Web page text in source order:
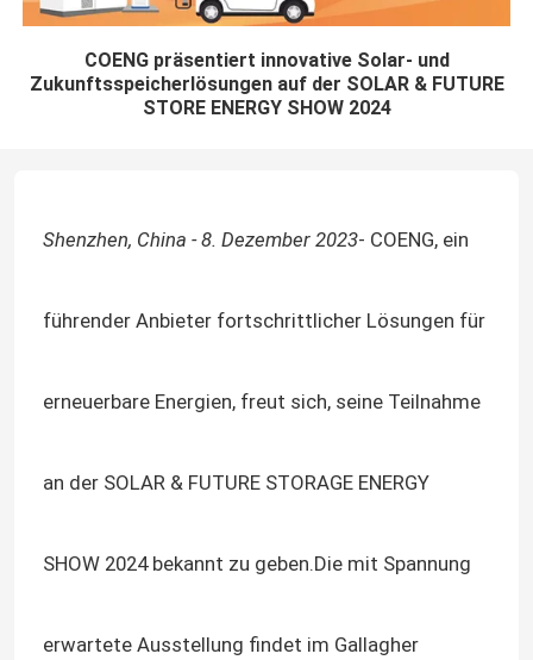
COENG präsentiert innovative Solar- und
Zukunftsspeicherlösungen auf der SOLAR & FUTURE
STORE ENERGY SHOW 2024
Shenzhen, China - 8. Dezember 2023- COENG, ein
führender Anbieter fortschrittlicher Lösungen für
erneuerbare Energien, freut sich, seine Teilnahme
an der SOLAR & FUTURE STORAGE ENERGY
SHOW 2024 bekannt zu geben.Die mit Spannung
erwartete Ausstellung findet im Gallagher